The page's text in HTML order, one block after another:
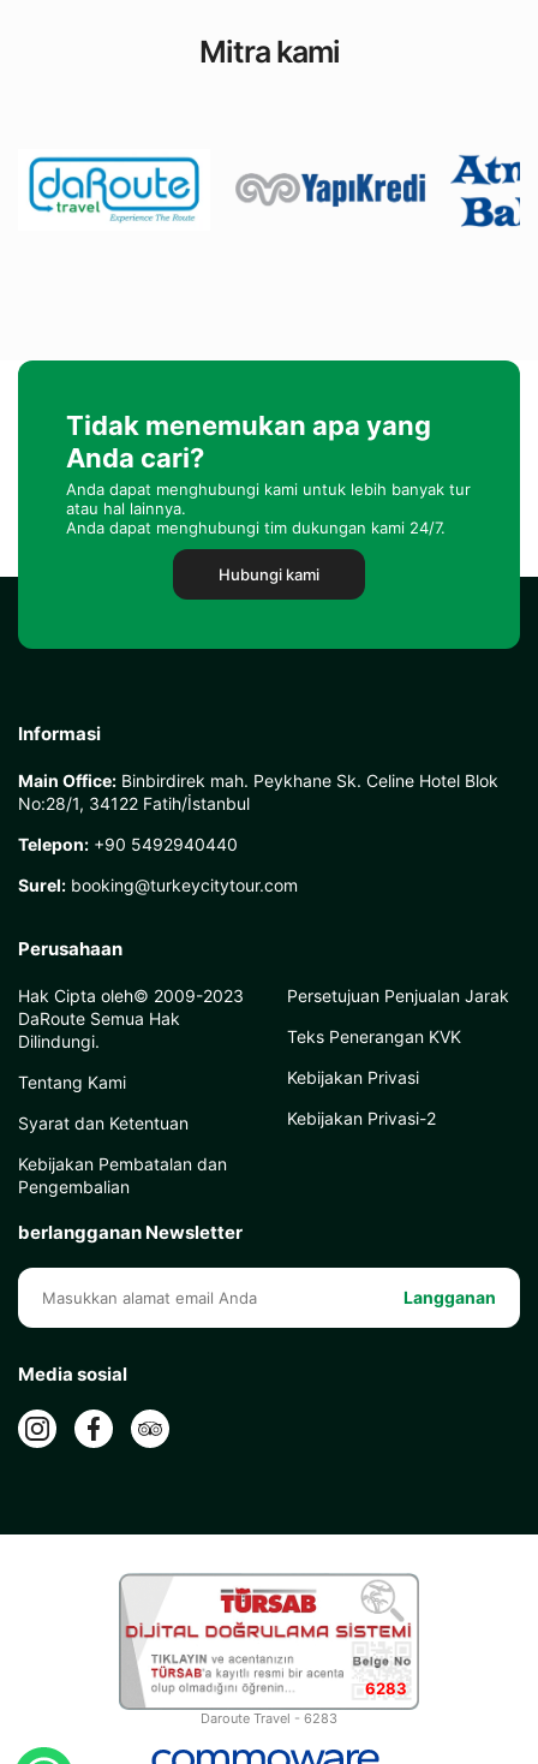
Mitra kami
Tidak menemukan apa yang
Anda cari?
Anda dapat menghubungi kami untuk lebih banyak tur
atau hal lainnya.
Anda dapat menghubungi tim dukungan kami 24/7.
Hubungi kami
Informasi
Main Office: Binbirdirek mah. Peykhane Sk. Celine Hotel Blok
No:28/1, 34122 Fatih/İstanbul
Telepon: +90 5492940440
Surel: booking@turkeycitytour.com
Perusahaan
Hak Cipta oleh© 2009-2023
DaRoute Semua Hak
Dilindungi.
Tentang Kami
Syarat dan Ketentuan
Kebijakan Pembatalan dan
Pengembalian
Persetujuan Penjualan Jarak
Teks Penerangan KVK
Kebijakan Privasi
Kebijakan Privasi-2
berlangganan Newsletter
Langganan
Media sosial
6283
Daroute Travel - 6283